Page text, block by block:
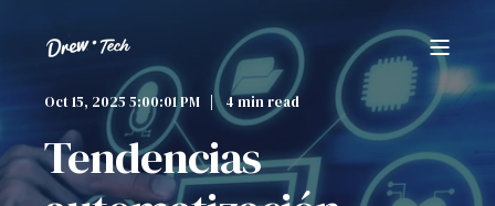
Oct 15, 2025 5:00:01 PM 4 min read
Tendencias